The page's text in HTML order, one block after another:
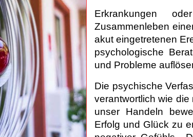
Erkrankungen
Zusammenleben
akut eingetretenen
psychologische
und Probleme
Die psychische
verantwortlich wie
unser Handeln
Erfolg und Glück zu